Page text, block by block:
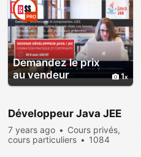
Demandez le prix
au vendeur
1
PRO
Développeur Java JEE
7 years ago
Cours privés,
cours particuliers
1084